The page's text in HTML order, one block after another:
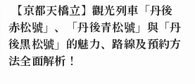
【京都天橋立】觀光列車「丹後
赤松號」、「丹後青松號」與「丹
後黑松號」的魅力、路線及預約方
法全面解析！